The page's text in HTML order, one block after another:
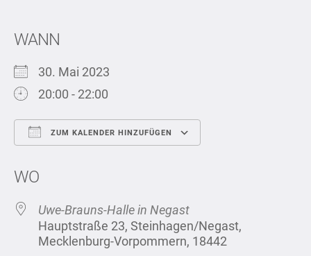
WANN
30. Mai 2023
20:00 - 22:00
ZUM KALENDER HINZUFÜGEN
WO
Uwe-Brauns-Halle in Negast
Hauptstraße 23, Steinhagen/Negast,
Mecklenburg-Vorpommern, 18442